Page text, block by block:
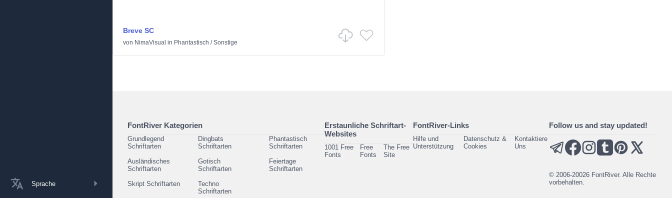
Sprache
Breve SC
von NimaVisual in Phantastisch /Sonstige
FontRiver Kategorien
Grundlegend
Schriftarten
Dingbats
Schriftarten
Phantastisch
Schriftarten
Ausländisches
Schriftarten
Gotisch
Schriftarten
Feiertage
Schriftarten
Skript Schriftarten
Techno
Schriftarten
Erstaunliche Schriftart-
Websites
1001 Free
Fonts
Free
Fonts
The Free
Site
FontRiver-Links
Hilfe und
Unterstützung
Datenschutz &
Cookies
Kontaktiere
Uns
Follow us and stay updated!
© 2006-20026 FontRiver. Alle Rechte
vorbehalten.